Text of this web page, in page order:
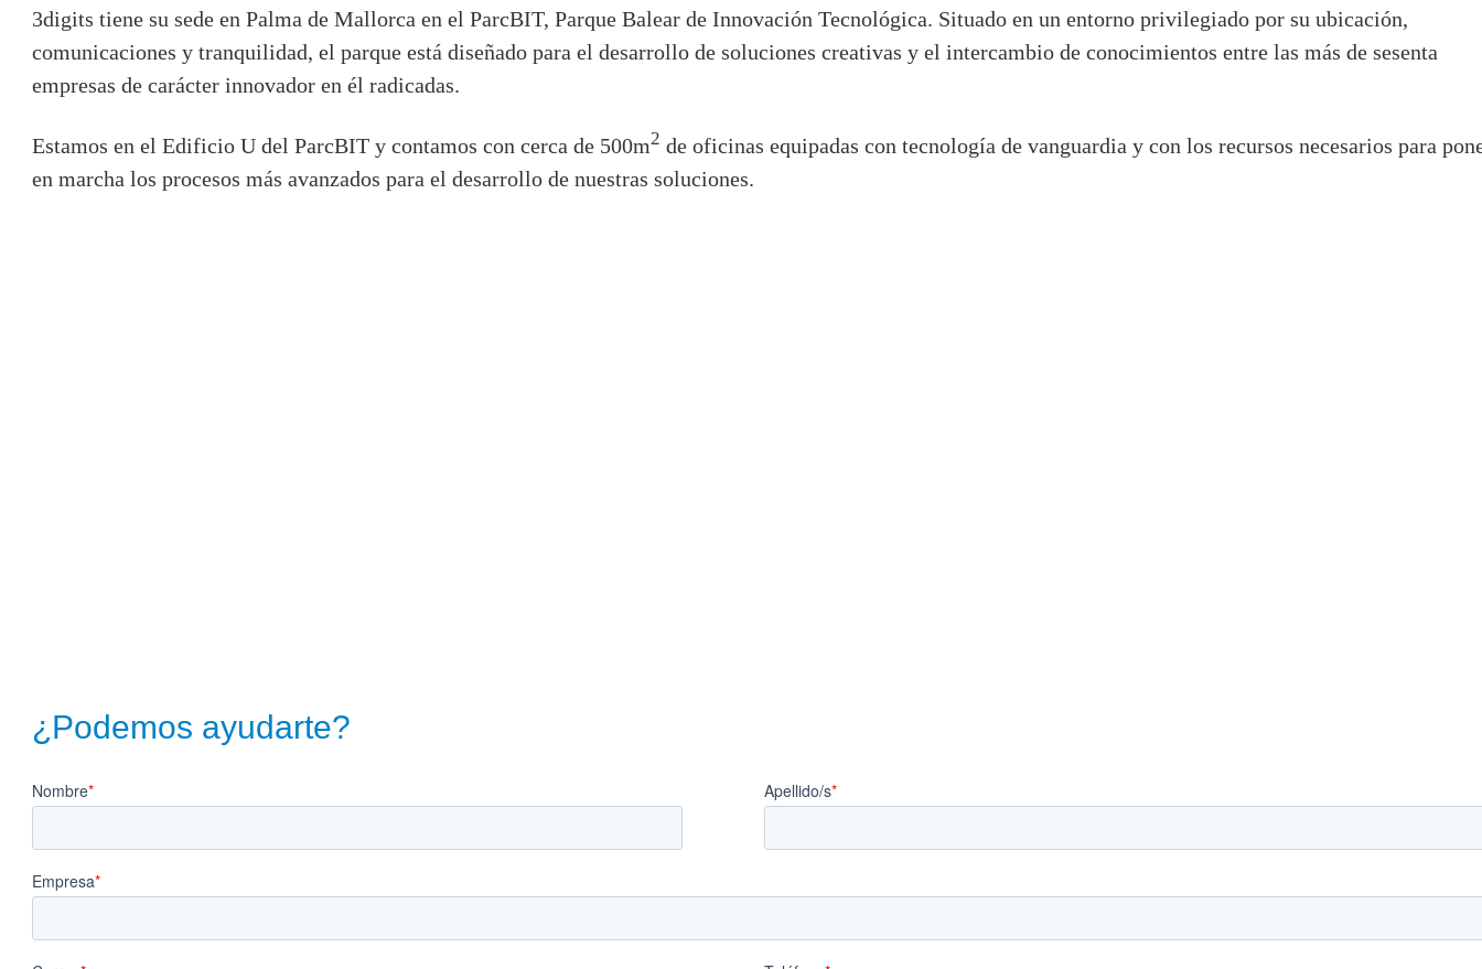
3digits tiene su sede en Palma de Mallorca en el ParcBIT, Parque Balear de Innovación Tecnológica. Situado en un entorno privilegiado por su ubicación,
comunicaciones y tranquilidad, el parque está diseñado para el desarrollo de soluciones creativas y el intercambio de conocimientos entre las más de sesenta
empresas de carácter innovador en él radicadas.
Estamos en el Edificio U del ParcBIT y contamos con cerca de 500m2 de oficinas equipadas con tecnología de vanguardia y con los recursos necesarios para
en marcha los procesos más avanzados para el desarrollo de nuestras soluciones.